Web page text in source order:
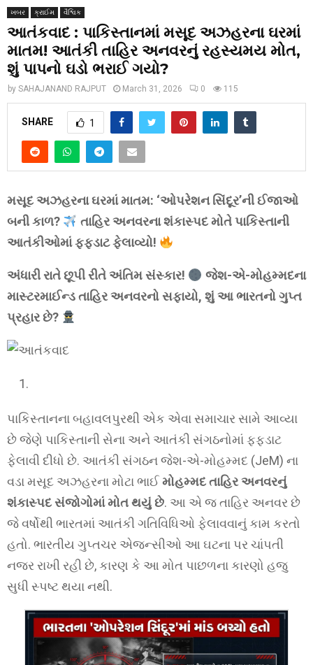
ખબર ક્રાઈમ વૈશ્વિક
આતંકવાદ : પાકિસ્તાનમાં મસૂદ અઝહરના ઘરમાં
માતમ! આતંકી તાહિર અનવરનું રહસ્યમય મોત,
શું પાપનો ઘડો ભરાઈ ગયો?
by SAHAJANAND RAJPUT March 31, 2026 0 115
SHARE 1
મસૂદ અઝહરના ઘરમાં માતમ: ‘ઓપરેશન સિંદૂર’ની ઈજાઓ
બની કાળ?
તાહિર અનવરના શંકાસ્પદ મોતે પાકિસ્તાની
આતંકીઓમાં ફફડાટ ફેલાવ્યો!
અંધારી રાતે છૂપી રીતે અંતિમ સંસ્કાર!
જેશ-એ-મોહમ્મદના
માસ્ટરમાઈન્ડ તાહિર અનવરનો સફાયો, શું આ ભારતનો ગુપ્ત
પ્રહાર છે?
પાકિસ્તાનના બહાવલપુરથી એક એવા સમાચાર સામે આવ્યા
છે જેણે પાકિસ્તાની સેના અને આતંકી સંગઠનોમાં ફફડાટ
ફેલાવી દીધો છે. આતંકી સંગઠન જેશ-એ-મોહમ્મદ (JeM) ના
વડા મસૂદ અઝહરના મોટા ભાઈ મોહમ્મદ તાહિર અનવરનું
શંકાસ્પદ સંજોગોમાં મોત થયું છે. આ એ જ તાહિર અનવર છે
જે વર્ષોથી ભારતમાં આતંકી ગતિવિધિઓ ફેલાવવાનું કામ કરતો
હતો. ભારતીય ગુપ્તચર એજન્સીઓ આ ઘટના પર ચાંપતી
નજર રાખી રહી છે, કારણ કે આ મોત પાછળના કારણો હજુ
સુધી સ્પષ્ટ થયા નથી.